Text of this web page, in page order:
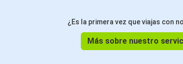
¿Es la primera vez que viajas con
Más sobre nuestro